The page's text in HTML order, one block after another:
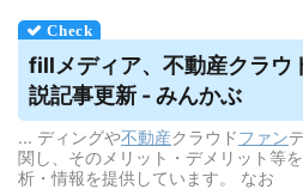
fillメディア、不動産クラウ
説記事更新 - みんかぶ
... ディングや不動産クラウドファン
関し、そのメリット・デメリット等
析・情報を提供しています。 なお